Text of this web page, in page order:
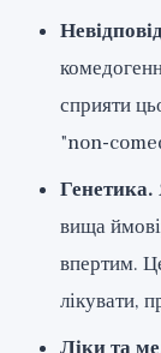
сприяти
"non-
Генетика.
вища
впертим.
лікувати,